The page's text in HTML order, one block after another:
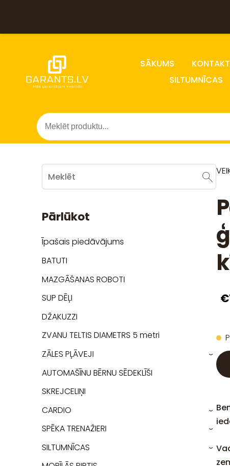
SĀKUMS
SILTUMNĪCAS
Pārlūkot
Īpašais piedāvājums
BATUTI
MAZGĀŠANAS ROBOTI
SUP DĒĻI
DŽAKUZZI
ZVANU TELTIS DIAMETRS 5 metri
ZĀLES PĻĀVEJI
›
AUTOMAŠĪNU BĒRNU SĒDEKLĪŠI
SKREJCELIŅI
CARDIO
›
SPĒKA TRENAŽIERI ›
SILTUMNĪCAS ›